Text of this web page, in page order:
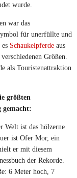
wurde.
war das
für unerfüllte und
Schaukelpferde aus
Größen.
als Touristenattraktion
größten
gemacht:
Welt ist das hölzerne
ist Ofer Mor, ein
er mit diesem
der Rekorde.
6 Meter hoch, 7